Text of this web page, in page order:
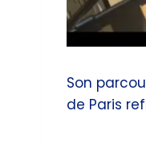
Son
de Paris